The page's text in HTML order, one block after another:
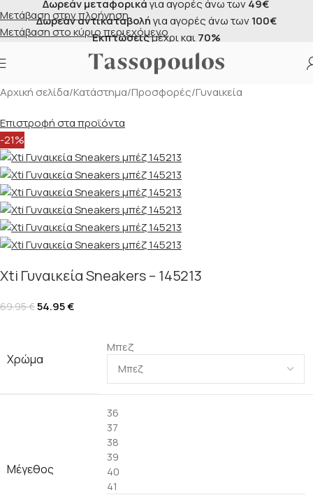
Μετάβαση στην πλοήγηση
Μετάβαση στο κύριο περιεχόμενο
Δωρεάν μεταφορικάγια αγορές άνω των49€
Δωρεάν αντικαταβολήγια αγορές άνω των100€
Εκπτώσειςμέχρι και70%
Αρχική σελίδα/Κατάστημα/Προσφορές/Γυναικεία
Επιστροφή στα προϊόντα
-21%
Xti Γυναικεία Sneakers – 145213
69.95€54.95€
Χρώμα
Μπεζ
Μέγεθος
36
37
38
39
40
41